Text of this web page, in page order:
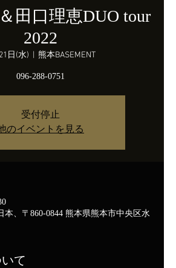
田口理恵DUO tour
2022
日(水) 熊本BASEMENT
096-288-0751
受付停止
のイベントを見る
本、〒860-0844 熊本県熊本市中央区水
て